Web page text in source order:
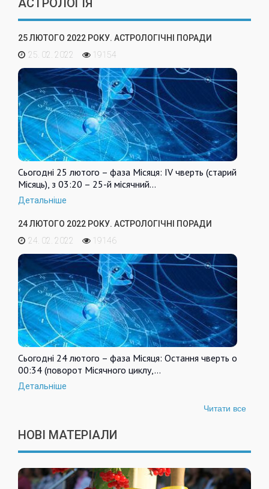
АСТРОЛОГІЯ
25 ЛЮТОГО 2022 РОКУ. АСТРОЛОГІЧНІ ПОРАДИ
25. 02. 2022
19154
Сьогодні 25 лютого – фаза Місяця: IV чверть (старий
Місяць), з 03:20 – 25-й місячний…
Детальніше
24 ЛЮТОГО 2022 РОКУ. АСТРОЛОГІЧНІ ПОРАДИ
24. 02. 2022
19146
Сьогодні 24 лютого – фаза Місяця: Остання чверть о
00:34 (поворот Місячного циклу,…
Детальніше
Читати все
НОВІ МАТЕРІАЛИ